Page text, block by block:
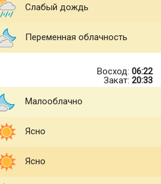
Слабый дождь
Переменная облачность
Восход: 06:22
Закат: 20:33
Малооблачно
Ясно
Ясно